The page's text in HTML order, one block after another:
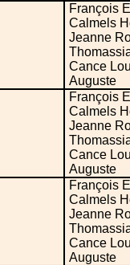
François
Calmels
Jeanne
Cance
Auguste
François
Calmels
Jeanne
Cance
Auguste
François
Calmels
Jeanne
Cance
Auguste